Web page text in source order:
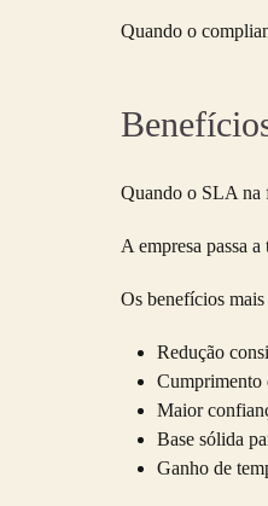
Quando o
Quando o SLA na
A empresa passa a
Os benefícios mais
Redução
Cumprimento
Maior
Base sólida
Ganho de